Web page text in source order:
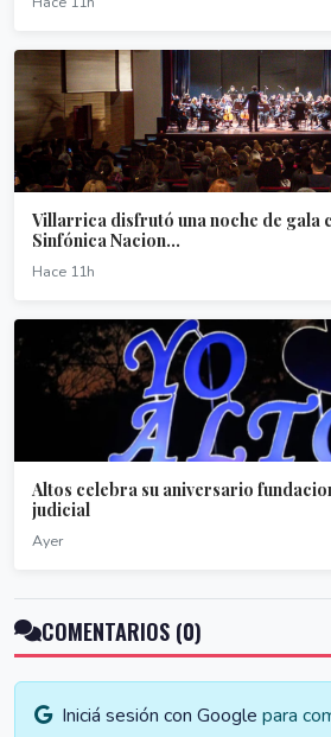
Villarrica disfrutó una noche de gala
Sinfónica Nacion...
Hace 11h
Altos celebra su aniversario
judicial
Ayer
COMENTARIOS (0)
Iniciá sesión con Google para